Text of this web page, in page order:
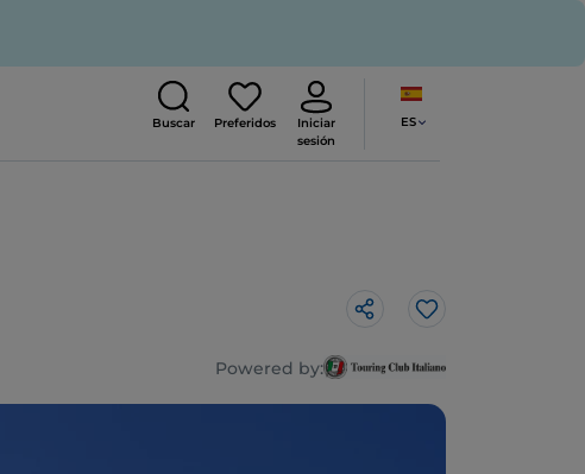
Buscar Preferidos
Iniciar
sesión
ES
Me gusta
Powered by: